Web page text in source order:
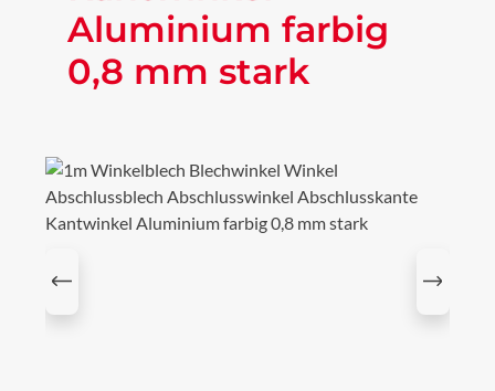
Aluminium farbig
0,8 mm stark
Bildergalerie überspringen